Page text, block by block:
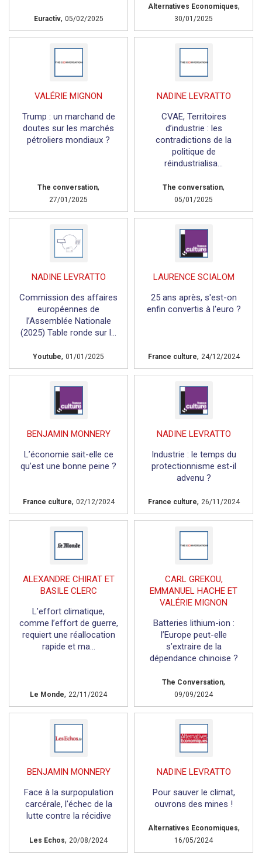
Euractiv, 05/02/2025
Alternatives Economiques,
30/01/2025
VALÉRIE MIGNON
Trump : un marchand de
doutes sur les marchés
pétroliers mondiaux ?
The conversation,
27/01/2025
NADINE LEVRATTO
CVAE, Territoires
d’industrie : les
contradictions de la
politique de
réindustrialisa...
The conversation,
05/01/2025
NADINE LEVRATTO
Commission des affaires
européennes de
l’Assemblée Nationale
(2025) Table ronde sur l...
Youtube, 01/01/2025
LAURENCE SCIALOM
25 ans après, s'est-on
enfin convertis à l'euro ?
France culture, 24/12/2024
BENJAMIN MONNERY
L’économie sait-elle ce
qu’est une bonne peine ?
France culture, 02/12/2024
NADINE LEVRATTO
Industrie : le temps du
protectionnisme est-il
advenu ?
France culture, 26/11/2024
ALEXANDRE CHIRAT ET
BASILE CLERC
L’effort climatique,
comme l’effort de guerre,
requiert une réallocation
rapide et ma...
Le Monde, 22/11/2024
CARL GREKOU,
EMMANUEL HACHE ET
VALÉRIE MIGNON
Batteries lithium-ion :
l’Europe peut-elle
s’extraire de la
dépendance chinoise ?
The Conversation,
09/09/2024
BENJAMIN MONNERY
Face à la surpopulation
carcérale, l'échec de la
lutte contre la récidive
Les Echos, 20/08/2024
NADINE LEVRATTO
Pour sauver le climat,
ouvrons des mines !
Alternatives Economiques,
16/05/2024